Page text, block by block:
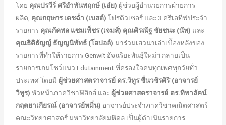
โดย คุณปรวีร์ ศรีอำพันพฤกษ์ (เอ๋ย) ผู้ช่วยผู้อำนวยการฝ่ายการ
ผลิต, คุณกฤษกร เดชฉ่ำ (เบสต์) โปรดิวเซอร์ และ 3 ครีเอทีฟประจำ
รายการ คุณภัคพล แซมเพ็ชร (เจมส์) คุณศิรณัฐ ชัยชนะ (นัท) และ
คุณธิติธัญญ์ ธัญญนิพัทธ์ (โอปอล์) มาร่วมเสวนาเล่าเบื้องหลังของ
รายการที่ทำให้รายการ Genwit อัจฉริยะพันธุ์ใหม่ฯ กลายเป็น
รายการเกมโชว์แนว Edutainment ที่ครองใจคนทุกเพศทุกวัยทั่ว
ประเทศ โดยมี ผู้ช่วยศาสตราจารย์ ดร.วิทูร ชื่นวชิรศิริ (อาจารย์
วิทูร) หัวหน้าภาควิชาฟิสิกส์ และ ผู้ช่วยศาสตราจารย์ ดร.ทิพาลัคน์
กฤตยาเกียรณ์ (อาจารย์หมิ่น) อาจารย์ประจำภาควิชาคณิตศาสตร์
คณะวิทยาศาสตร์ มหาวิทยาลัยมหิดล เป็นผู้ดำเนินรายการ